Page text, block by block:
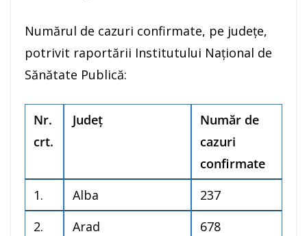
Numărul de cazuri confirmate, pe județe,
potrivit raportării Institutului Național de
Sănătate Publică:
Nr.
crt.
Județ
Număr de
cazuri
confirmate
1.
Alba
237
2.
Arad
678